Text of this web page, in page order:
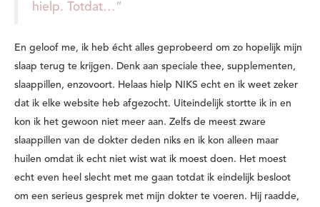
hielp. Totdat…”
En geloof me, ik heb écht alles geprobeerd om zo hopelijk mijn
slaap terug te krijgen. Denk aan speciale thee, supplementen,
slaappillen, enzovoort. Helaas hielp NIKS echt en ik weet zeker
dat ik elke website heb afgezocht. Uiteindelijk stortte ik in en
kon ik het gewoon niet meer aan. Zelfs de meest zware
slaappillen van de dokter deden niks en ik kon alleen maar
huilen omdat ik echt niet wist wat ik moest doen. Het moest
echt even heel slecht met me gaan totdat ik eindelijk besloot
om een serieus gesprek met mijn dokter te voeren. Hij raadde,